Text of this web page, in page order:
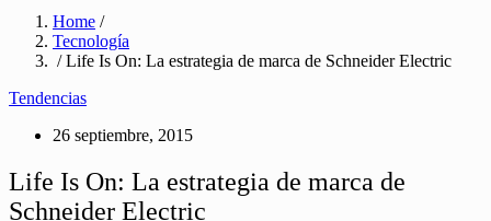
Home /
Tecnología
/ Life Is On: La estrategia de marca de Schneider Electric
Tendencias
26 septiembre, 2015
Life Is On: La estrategia de marca de
Schneider Electric